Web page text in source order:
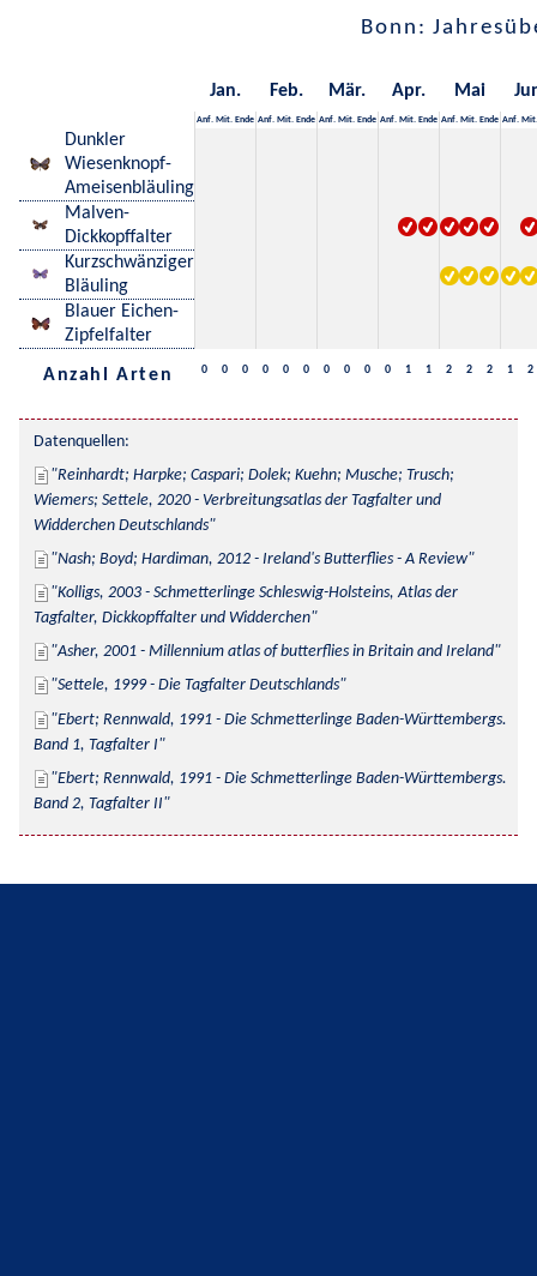
Bonn:
Jan. Feb. Mär. Apr. Mai
Anf. Mit. Ende Anf. Mit. Ende Anf. Mit. Ende Anf. Mit. Ende Anf. Mit. Ende Anf. Mit.
Dunkler
Wiesenknopf-
Ameisenbläuling
Malven-
Dickkopffalter
Kurzschwänziger
Bläuling
Blauer Eichen-
Zipfelfalter
Anzahl Arten 0 0 0 0 0 0 0 0 0 0 1 1 2 2 2 1 2
Datenquellen:
Reinhardt; Harpke; Caspari; Dolek; Kuehn; Musche; Trusch;
Wiemers; Settele, 2020 - Verbreitungsatlas der Tagfalter und
Widderchen Deutschlands
Nash; Boyd; Hardiman, 2012 - Ireland's Butterflies - A Review
Kolligs, 2003 - Schmetterlinge Schleswig-Holsteins, Atlas der
Tagfalter, Dickkopffalter und Widderchen
Asher, 2001 - Millennium atlas of butterflies in Britain and Ireland
Settele, 1999 - Die Tagfalter Deutschlands
Ebert; Rennwald, 1991 - Die Schmetterlinge Baden-Württembergs.
Band 1, Tagfalter I
Ebert; Rennwald, 1991 - Die Schmetterlinge Baden-Württembergs.
Band 2, Tagfalter II